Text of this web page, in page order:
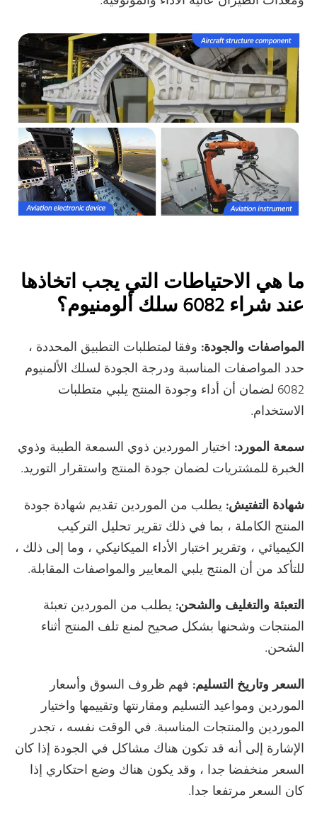
ما هي الاحتياطات التي يجب اتخاذها
عند شراء 6082 سلك ألومنيوم؟
المواصفات والجودة: وفقا لمتطلبات التطبيق المحددة ،
حدد المواصفات المناسبة ودرجة الجودة لسلك الألمنيوم
6082 لضمان أن أداء وجودة المنتج يلبي متطلبات
الاستخدام.
سمعة المورد: اختيار الموردين ذوي السمعة الطيبة وذوي
الخبرة للمشتريات لضمان جودة المنتج واستقرار التوريد.
شهادة التفتيش: يطلب من الموردين تقديم شهادة جودة
المنتج الكاملة ، بما في ذلك تقرير تحليل التركيب
الكيميائي ، وتقرير اختبار الأداء الميكانيكي ، وما إلى ذلك ،
للتأكد من أن المنتج يلبي المعايير والمواصفات المقابلة.
التعبئة والتغليف والشحن: يطلب من الموردين تعبئة
المنتجات وشحنها بشكل صحيح لمنع تلف المنتج أثناء
الشحن.
السعر وتاريخ التسليم: فهم ظروف السوق وأسعار
الموردين ومواعيد التسليم ومقارنتها وتقييمها واختيار
الموردين والمنتجات المناسبة. في الوقت نفسه ، تجدر
الإشارة إلى أنه قد تكون هناك مشاكل في الجودة إذا كان
السعر منخفضا جدا ، وقد يكون هناك وضع احتكاري إذا
كان السعر مرتفعا جدا.